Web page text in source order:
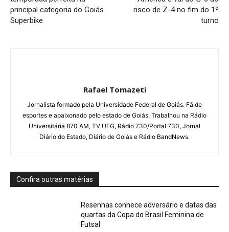
principal categoria do Goiás
Superbike
risco de Z-4 no fim do 1º
turno
Rafael Tomazeti
Jornalista formado pela Universidade Federal de Goiás. Fã de
esportes e apaixonado pelo estado de Goiás. Trabalhou na Rádio
Universitária 870 AM, TV UFG, Rádio 730/Portal 730, Jornal
Diário do Estado, Diário de Goiás e Rádio BandNews.
Confira outras matérias
Resenhas conhece adversário e datas das
quartas da Copa do Brasil Feminina de
Futsal